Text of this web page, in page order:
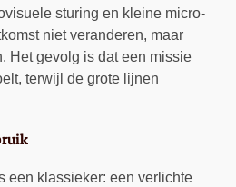
sturing en kleine micro-
niet veranderen, maar
Het gevolg is dat een missie
terwijl de grote lijnen
een klassieker: een verlichte